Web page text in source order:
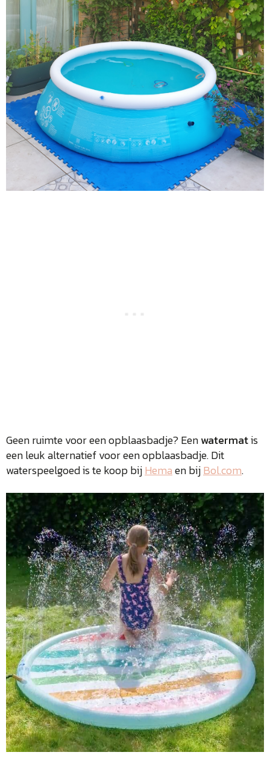
Geen ruimte voor een opblaasbadje? Eenwatermatis
een leuk alternatief voor een opblaasbadje. Dit
waterspeelgoed is te koop bijHemaen bijBol.com.